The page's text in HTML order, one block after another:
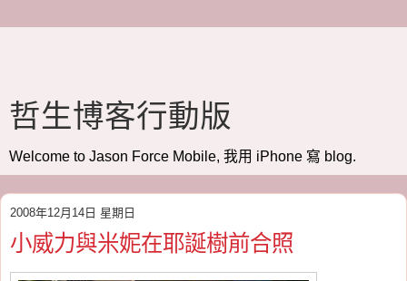
哲生博客行動版
Welcome to Jason Force Mobile, 我用 iPhone 寫 blog.
2008年12月14日 星期日
小威力與米妮在耶誕樹前合照